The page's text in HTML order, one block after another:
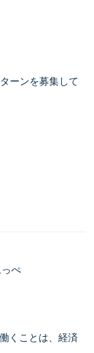
ーンを募集して
ぺ
くことは、経済